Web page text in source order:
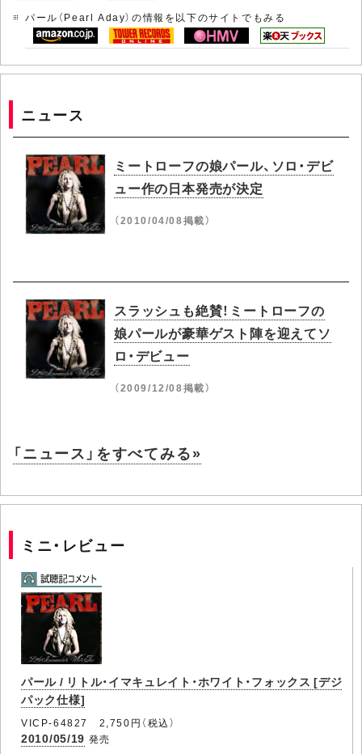
パール（Pearl Aday）の情報を以下のサイトでもみる
ニュース
ミートローフの娘パール、ソロ・デビ
ュー作の日本発売が決定
（2010/04/08掲載）
スラッシュも絶賛！ミートローフの
娘パールが豪華ゲスト陣を迎えてソ
ロ・デビュー
（2009/12/08掲載）
「ニュース」をすべてみる»
ミニ・レビュー
パール / リトル・イマキュレイト・ホワイト・フォックス [デジ
パック仕様]
VICP-64827 2,750円（税込）
2010/05/19 発売